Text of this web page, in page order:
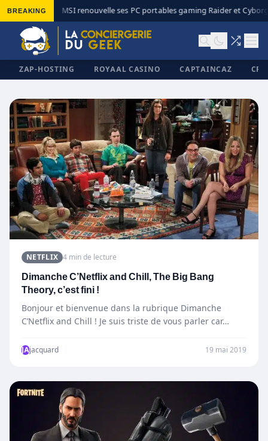
BREAKING MSI renouvelle ses PC portables gaming Raider et
ZAP-HOSTING ROYAAL CASINO CAPTAINCAZ
✕
NETFLIX 4 min de lecture
Dimanche C’Netflix and Chill, The Big Bang
Theory, c’est fini !
Bonjour et bienvenue dans la rubrique Dimanche
C’Netflix and Chill ! Je suis triste de vous parler car…
JAjacquard 19 mai 2019